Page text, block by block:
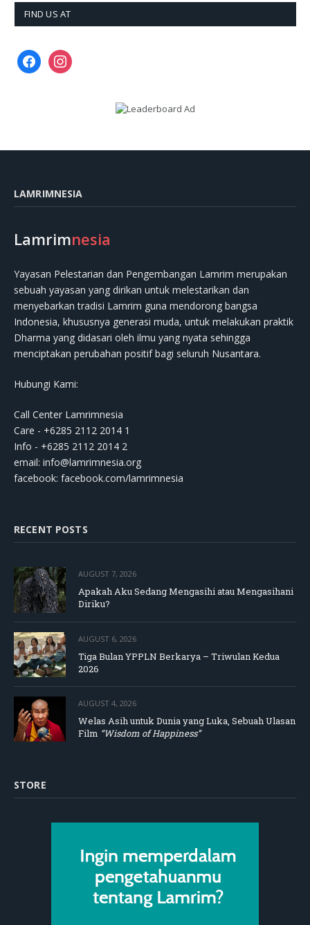
FIND US AT
facebookinstagram
LAMRIMNESIA
Lamrimnesia
Yayasan Pelestarian dan Pengembangan Lamrim merupakan
sebuah yayasan yang dirikan untuk melestarikan dan
menyebarkan tradisi Lamrim guna mendorong bangsa
Indonesia, khususnya generasi muda, untuk melakukan praktik
Dharma yang didasari oleh ilmu yang nyata sehingga
menciptakan perubahan positif bagi seluruh Nusantara.
Hubungi Kami:
Call Center Lamrimnesia
Care - +6285 2112 2014 1
Info - +6285 2112 2014 2
email: info@lamrimnesia.org
facebook: facebook.com/lamrimnesia
RECENT POSTS
AUGUST 7, 2026
Apakah Aku Sedang Mengasihi atau Mengasihani
Diriku?
AUGUST 6, 2026
Tiga Bulan YPPLN Berkarya – Triwulan Kedua
2026
AUGUST 4, 2026
Welas Asih untuk Dunia yang Luka, Sebuah Ulasan
Film “Wisdom of Happiness”
STORE